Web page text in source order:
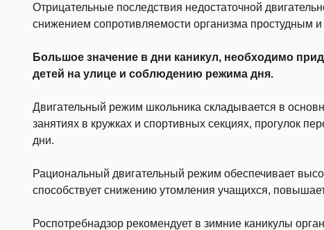
Отрицательные последствия недостаточной
снижением сопротивляемости организма простудным
Большое значение в дни каникул, необходимо
детей на улице и соблюдению режима дня.
Двигательный режим школьника складывается в
занятиях в кружках и спортивных секциях, прогулок
дни.
Рациональный двигательный режим обеспечивает
способствует снижению утомления учащихся,
Роспотребнадзор рекомендует в зимние каникулы